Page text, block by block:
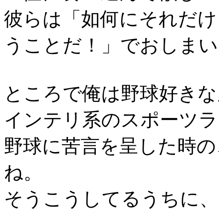
彼らは「如何にそれだ
うことだ！」でおしま
ところで俺は野球好き
インテリ系のスポーツ
野球に苦言を呈した時
ね。
そうこうしてるうちに